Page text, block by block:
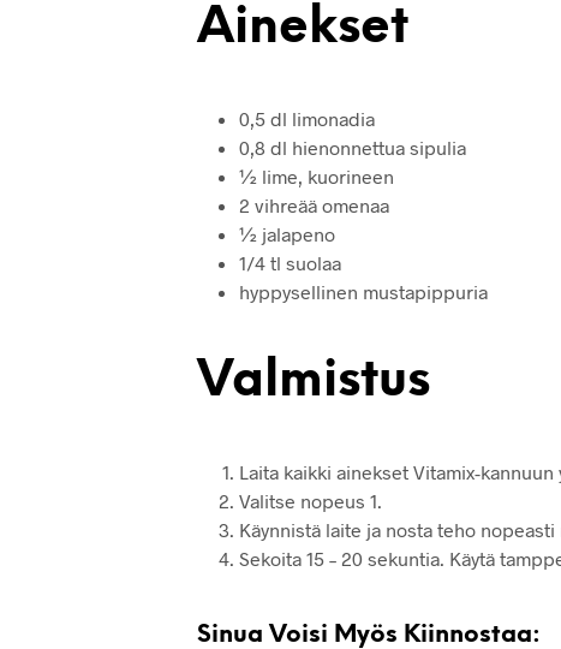
Ainekset
0,5 dl limonadia
0,8 dl hienonnettua sipulia
½ lime, kuorineen
2 vihreää omenaa
½ jalapeno
1/4 tl suolaa
hyppysellinen mustapippuria
Valmistus
Laita kaikki ainekset Vitamix-
Valitse nopeus 1.
Käynnistä laite ja nosta teho
Sekoita 15 – 20 sekuntia. Käytä
Sinua Voisi Myös Kiinnostaa: